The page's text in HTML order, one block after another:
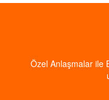
Özel Anlaşmalar ile